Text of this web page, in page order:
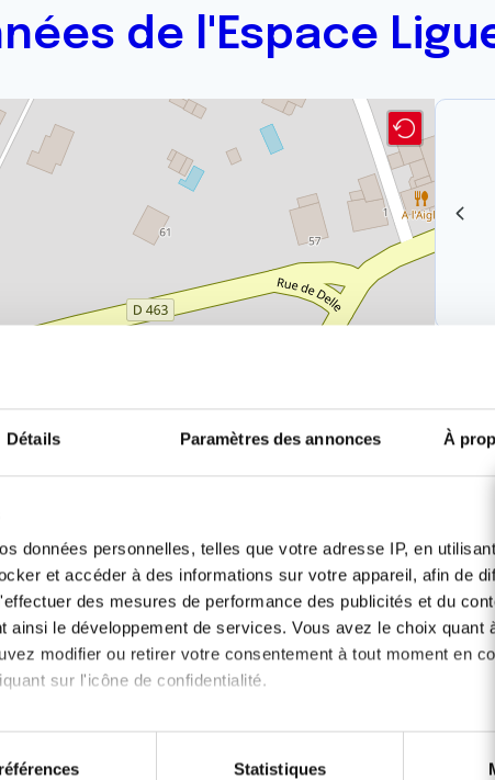
Détails Paramètres des annonces À
données personnelles, telles que votre adresse IP, en
et accéder à des informations sur votre appareil, afin de
des mesures de performance des publicités et du
ainsi le développement de services. Vous avez le choix quant
modifier ou retirer votre consentement à tout moment en
sur l'icône de confidentialité.
:
localisation géographique qui peuvent être précises à
Statistiques
de l'Espace